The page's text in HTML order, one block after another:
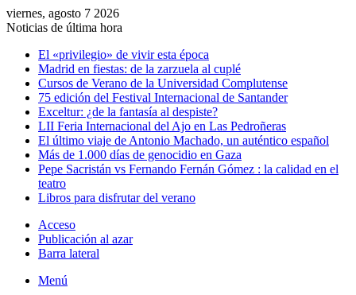
viernes, agosto 7 2026
Noticias de última hora
El «privilegio» de vivir esta época
Madrid en fiestas: de la zarzuela al cuplé
Cursos de Verano de la Universidad Complutense
75 edición del Festival Internacional de Santander
Exceltur: ¿de la fantasía al despiste?
LII Feria Internacional del Ajo en Las Pedroñeras
El último viaje de Antonio Machado, un auténtico español
Más de 1.000 días de genocidio en Gaza
Pepe Sacristán vs Fernando Fernán Gómez : la calidad en el
teatro
Libros para disfrutar del verano
Acceso
Publicación al azar
Barra lateral
Menú